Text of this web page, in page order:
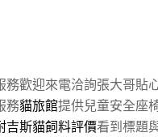
務歡迎來電洽詢張大哥貼
務貓旅館提供兒童安全座
吉斯貓飼料評價看到標題